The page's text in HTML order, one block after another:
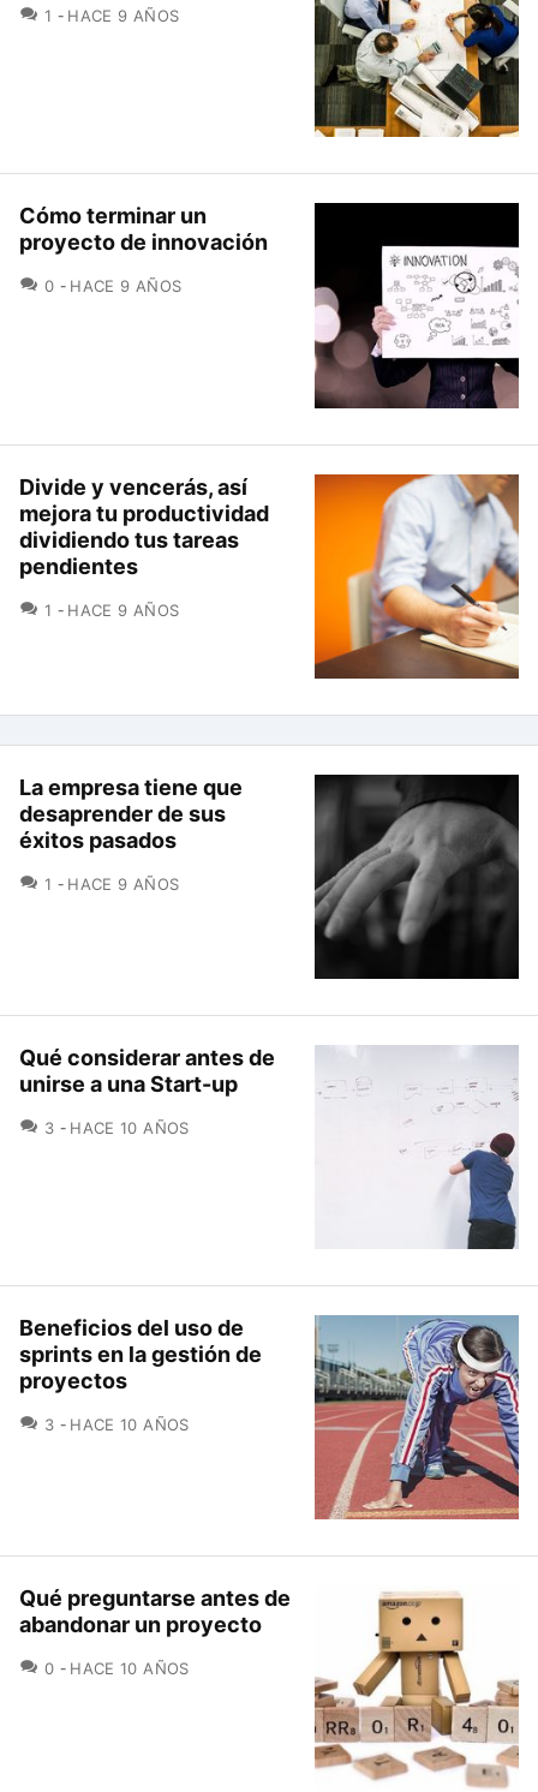
1 COMENTARIOS
HACE 9 AÑOS
Cómo terminar un
proyecto de innovación
0 COMENTARIOS
HACE 9 AÑOS
Divide y vencerás, así
mejora tu productividad
dividiendo tus tareas
pendientes
1 COMENTARIOS
HACE 9 AÑOS
La empresa tiene que
desaprender de sus
éxitos pasados
1 COMENTARIOS
HACE 9 AÑOS
Qué considerar antes de
unirse a una Start-up
3 COMENTARIOS
HACE 10 AÑOS
Beneficios del uso de
sprints en la gestión de
proyectos
3 COMENTARIOS
HACE 10 AÑOS
Qué preguntarse antes de
abandonar un proyecto
0 COMENTARIOS
HACE 10 AÑOS